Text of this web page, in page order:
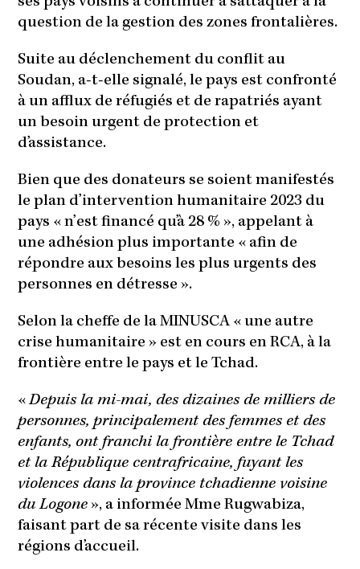
question de la gestion des zones frontalières.
Suite au déclenchement du conflit au
Soudan, a-t-elle signalé, le pays est confronté
à un afflux de réfugiés et de rapatriés ayant
un besoin urgent de protection et
d’assistance.
Bien que des donateurs se soient manifestés
le plan d’intervention humanitaire 2023 du
pays « n’est financé qu’à 28 % », appelant à
une adhésion plus importante « afin de
répondre aux besoins les plus urgents des
personnes en détresse ».
Selon la cheffe de la MINUSCA « une autre
crise humanitaire » est en cours en RCA, à la
frontière entre le pays et le Tchad.
«Depuis la mi-mai, des dizaines de milliers de
personnes, principalement des femmes et des
enfants, ont franchi la frontière entre le Tchad
et la République centrafricaine, fuyant les
violences dans la province tchadienne voisine
du Logone », a informée Mme Rugwabiza,
faisant part de sa récente visite dans les
régions d’accueil.